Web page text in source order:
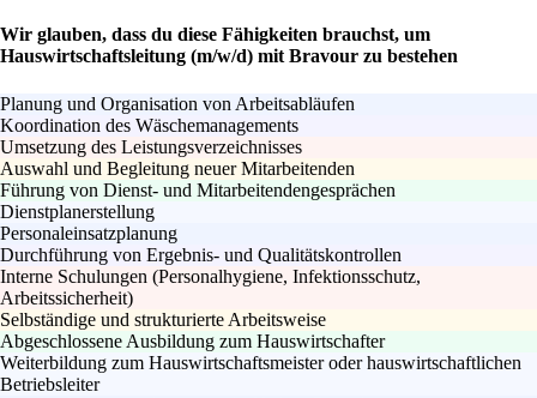
Wir glauben, dass du diese Fähigkeiten brauchst, um
Hauswirtschaftsleitung (m/w/d) mit Bravour zu bestehen
Planung und Organisation von Arbeitsabläufen
Koordination des Wäschemanagements
Umsetzung des Leistungsverzeichnisses
Auswahl und Begleitung neuer Mitarbeitenden
Führung von Dienst- und Mitarbeitendengesprächen
Dienstplanerstellung
Personaleinsatzplanung
Durchführung von Ergebnis- und Qualitätskontrollen
Interne Schulungen (Personalhygiene, Infektionsschutz,
Arbeitssicherheit)
Selbständige und strukturierte Arbeitsweise
Abgeschlossene Ausbildung zum Hauswirtschafter
Weiterbildung zum Hauswirtschaftsmeister oder hauswirtschaftlichen
Betriebsleiter